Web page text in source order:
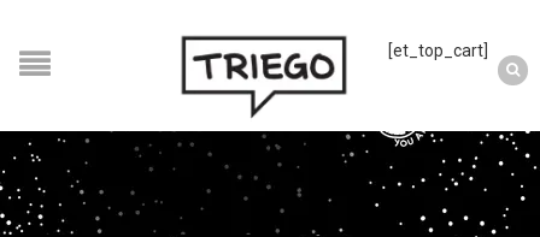
[et_top_cart]